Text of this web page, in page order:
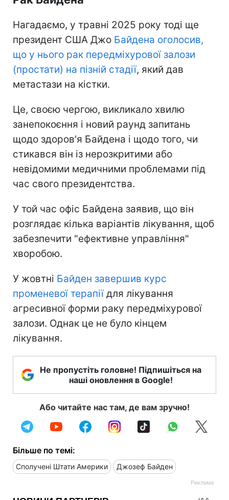
Нагадаємо, у травні 2025 року тоді ще
президент США Джо Байдена оголосив,
що у нього рак передміхурової залози
(простати) на пізній стадії, який дав
метастази на кістки.
Це, своєю чергою, викликало хвилю
занепокоєння і новий раунд запитань
щодо здоров'я Байдена і щодо того, чи
стикався він із нерозкритими або
невідомими медичними проблемами під
час свого президентства.
У той час офіс Байдена заявив, що він
розглядає кілька варіантів лікування, щоб
забезпечити "ефективне управління"
хворобою.
У жовтні Байден завершив курс
променевої терапіїдля лікування
агресивної форми раку передміхурової
залози. Однак це не було кінцем
лікування.
Не пропустіть головне! Підпишіться на
наші оновлення в Google!
Або читайте нас там, де вам зручно!
Більше по темі:
Сполучені Штати Америки Джозеф Байден